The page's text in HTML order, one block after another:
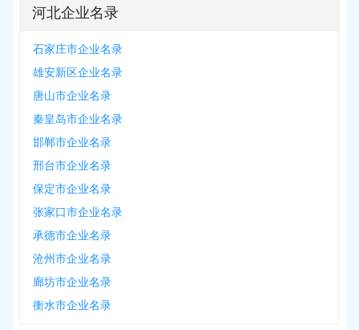
河北企业名录
石家庄市企业名录
雄安新区企业名录
唐山市企业名录
秦皇岛市企业名录
邯郸市企业名录
邢台市企业名录
保定市企业名录
张家口市企业名录
承德市企业名录
沧州市企业名录
廊坊市企业名录
衡水市企业名录